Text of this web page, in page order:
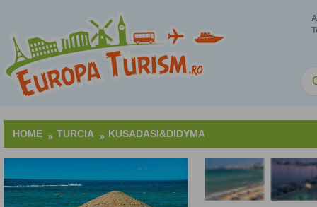
HOME TURCIA KUSADASI&DIDYMA